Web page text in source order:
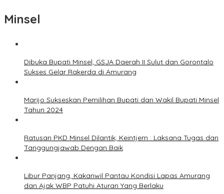
Minsel
Dibuka Bupati Minsel, GSJA Daerah II Sulut dan Gorontalo
Sukses Gelar Rakerda di Amurang
Marijo Sukseskan Pemilihan Bupati dan Wakil Bupati Minsel
Tahun 2024
Ratusan PKD Minsel Dilantik, Keintjem : Laksana Tugas dan
Tanggungjawab Dengan Baik
Libur Panjang, Kakanwil Pantau Kondisi Lapas Amurang
dan Ajak WBP Patuhi Aturan Yang Berlaku